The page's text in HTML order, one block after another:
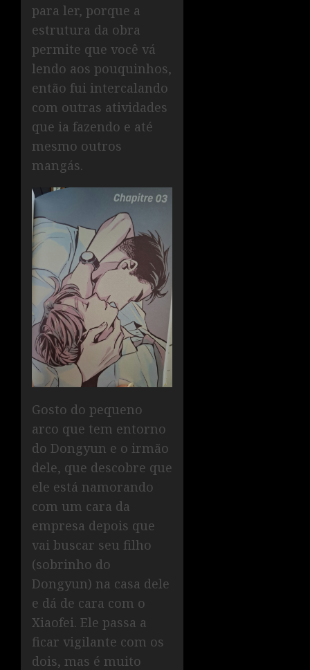
para ler, porque a
estrutura da obra
permite que você vá
lendo aos pouquinhos,
então fui intercalando
com outras atividades
que ia fazendo e até
mesmo outros
mangás.
Gosto do pequeno
arco que tem entorno
do Dongyun e o irmão
dele, que descobre que
ele está namorando
com um cara da
empresa depois que
vai buscar seu filho
(sobrinho do
Dongyun) na casa dele
e dá de cara com o
Xiaofei. Ele passa a
ficar vigilante com os
dois, mas é muito